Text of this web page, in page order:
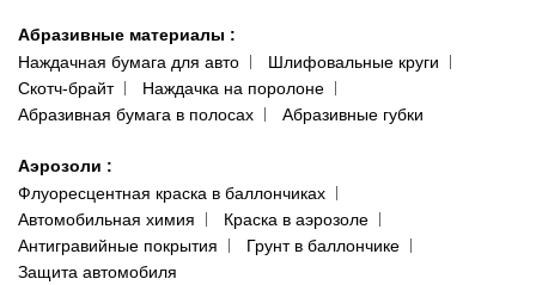
Абразивные материалы :
Наждачная бумага для авто
Шлифовальные круги
Скотч-брайт
Наждачка на поролоне
Абразивная бумага в полосах
Абразивные губки
Аэрозоли :
Флуоресцентная краска в баллончиках
Автомобильная химия
Краска в аэрозоле
Антигравийные покрытия
Грунт в баллончике
Защита автомобиля